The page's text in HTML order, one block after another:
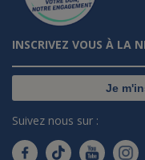
INSCRIVEZ VOUS À LA
Je
Suivez nous sur :